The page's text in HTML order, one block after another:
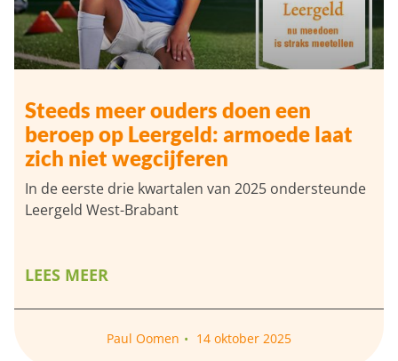
Steeds meer ouders doen een
beroep op Leergeld: armoede laat
zich niet wegcijferen
In de eerste drie kwartalen van 2025 ondersteunde
Leergeld West-Brabant
LEES MEER
Paul Oomen 14 oktober 2025